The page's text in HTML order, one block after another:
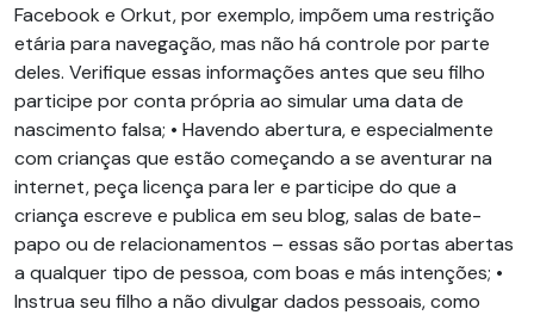
Facebook e Orkut, por exemplo, impõem uma restrição
etária para navegação, mas não há controle por parte
deles. Verifique essas informações antes que seu filho
participe por conta própria ao simular uma data de
nascimento falsa; • Havendo abertura, e especialmente
com crianças que estão começando a se aventurar na
internet, peça licença para ler e participe do que a
criança escreve e publica em seu blog, salas de bate-
papo ou de relacionamentos – essas são portas abertas
a qualquer tipo de pessoa, com boas e más intenções; •
Instrua seu filho a não divulgar dados pessoais, como